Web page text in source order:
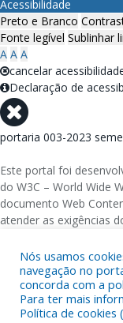
Nós usamos
navegação no
concorda com a
Para ter mais
Política de cookies (
Acessibilidade
Preto e Branco
Fonte legível Sublinhar
A A A
cancelar
Declaração de
portaria 003-2023
Este portal foi
do W3C – World Wide
documento Web
atender as exigências
eletrônicos da
computadores para o
garantindo-lhes o
Além de validações